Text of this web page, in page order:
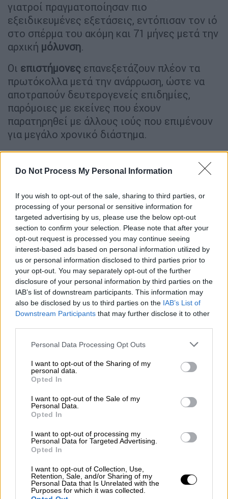
Do Not Process My Personal Information
If you wish to opt-out of the sale, sharing to third parties, or
processing of your personal or sensitive information for
targeted advertising by us, please use the below opt-out
section to confirm your selection. Please note that after your
opt-out request is processed you may continue seeing
interest-based ads based on personal information utilized by
us or personal information disclosed to third parties prior to
your opt-out. You may separately opt-out of the further
disclosure of your personal information by third parties on the
IAB’s list of downstream participants. This information may
also be disclosed by us to third parties on the IAB’s List of
Downstream Participants that may further disclose it to other
Please note that this website/app uses one or more Google
not limited to your visit or usage behaviour. You may click to
grant or deny consent to Google and its third-party tags to
use your data for below specified purposes in below Google
consent section.
Personal Data Processing Opt Outs
I want to opt-out of the Sharing of my
personal data.
Opted In
I want to opt-out of the Sale of my
Personal Data.
Opted In
I want to opt-out of processing my
Personal Data for Targeted Advertising.
Opted In
I want to opt-out of Collection, Use,
Retention, Sale, and/or Sharing of my
Personal Data that Is Unrelated with the
Purposes for which it was collected.
γιατροί πραγματοποίησαν πιο
εξειδικευμένες εξετάσεις, εντόπισαν τον ιό
στο σπέρμα του ακόμη και 71 μήνες μετά την
αρχική μόλυνση.
Οι επιστήμονες επανεξετάζουν πλέον τα
πρωτόκολλα μετά την ανάρρωση, ώστε να
αποτραπούν δευτερογενείς επιδημίες,
παρόμοιες με εκείνες που έχουν
παρατηρηθεί με άλλους ιούς που επιμένουν
για μεγάλο χρονικό διάστημα.
Η ανίχνευση του ιού μετά από τόσο μεγάλο
χρονικό διάστημα σημαίνει ότι ίσως
πρέπει οιασθενείςνα τηρούνπροφυλάξεις
Το εύρημα αναδεικνύει έναν «κρυφό»
κίνδυνο που οι συνήθεις ιατρικοί έλεγχοι
μπορεί να μην εντοπίζουν.
Γιατί οι ανθρώπινοι όρχεις
λειτουργούν ως «καταφύγιο» για
επικίνδυνους ιούς
Για να λειτουργήσουν σωστά, τα
σπερματοζωάρια
προστατεύονται από το
διασφαλίζεται η αναπαραγωγή. Αυτό το
βιολογικό «φράγμα» δημιουργεί άθελά του
ένα περιβάλλον όπου οι ιοί μπορούν να
επιβιώνουν χωρίς να εντοπίζονται για
μεγάλα χρονικά διαστήματα.
Σύμφωνα με τη μελέτη, οι όρχεις
λειτουργούν ως βιολογική «δεξαμενή»,
επιτρέποντας στον ιό να «κρύβεται». Είναι
μπορεί να φιλοξενεί τουλάχιστον 27
λοιμώδη νοσήματα.